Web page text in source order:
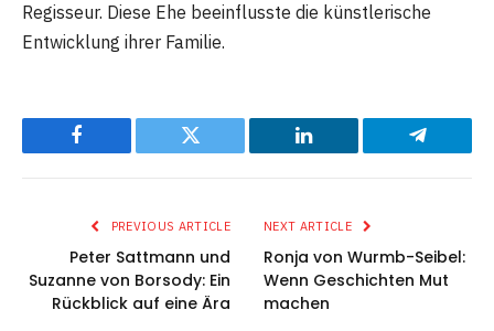
Regisseur. Diese Ehe beeinflusste die künstlerische
Entwicklung ihrer Familie.
Facebook Twitter LinkedIn Telegram
PREVIOUS ARTICLE
Peter Sattmann und
Suzanne von Borsody: Ein
Rückblick auf eine Ära
NEXT ARTICLE
Ronja von Wurmb-Seibel:
Wenn Geschichten Mut
machen